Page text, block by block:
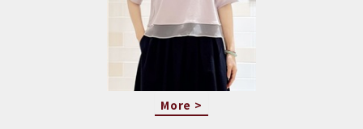
More >